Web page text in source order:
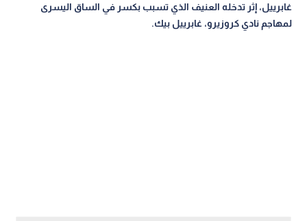
غابرييل، إثر تدخله العنيف الذي تسبب بكسر في الساق اليسرى
لمهاجم نادي كروزيرو، غابرييل بيك.